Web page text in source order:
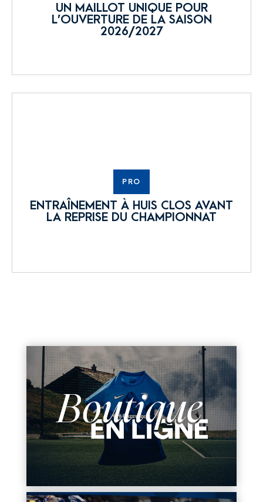
UN MAILLOT UNIQUE POUR
L’OUVERTURE DE LA SAISON
2026/2027
PRO
ENTRAÎNEMENT À HUIS CLOS AVANT
LA REPRISE DU CHAMPIONNAT